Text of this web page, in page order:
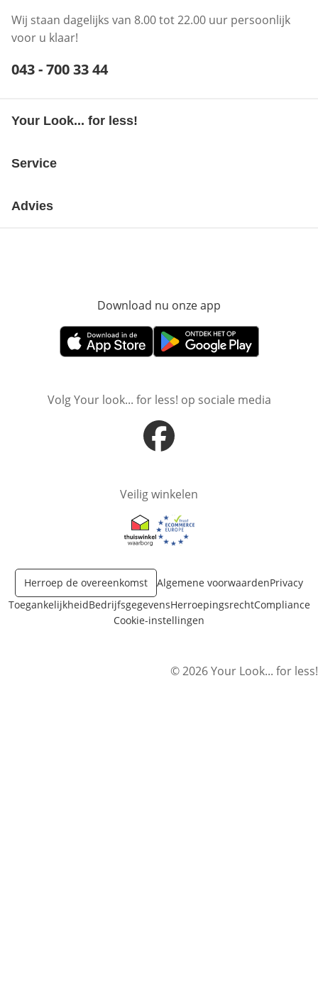
Wij staan dagelijks van 8.00 tot 22.00 uur persoonlijk
voor u klaar!
Telefoonnummer:
043 - 700 33 44
Your Look... for less!
Service
Advies
Download nu onze app
Opent in nieuw vensterOpent in nieuw venster
Volg Your look... for less! op sociale media
Opent in nieuw venster
Veilig winkelen
Opent in nieuw venster
Opent in nieuw venster
Herroep de overeenkomst Algemene voorwaardenPrivacy
ToegankelijkheidBedrijfsgegevensHerroepingsrechtCompliance
Cookie-instellingen
© 2026 Your Look... for less!